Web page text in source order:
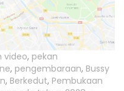
video, pekan
, pengembaraan, Bussy
, Berkedut, Pembukaan